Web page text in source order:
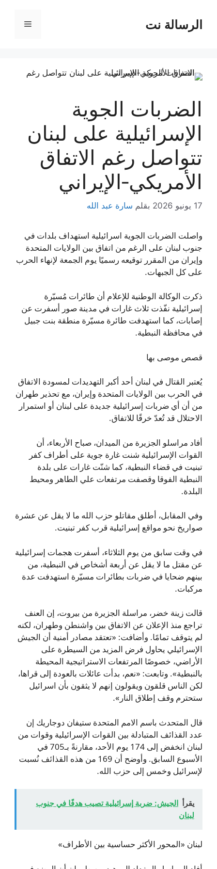
المحتوىالرسالة نت القائمة
الضربات الجوية
الإسرائيلية على لبنان
تتواصل رغم الاتفاق
الأمريكي‑الإيراني
17 يونيو 2026 بقلم سارة عبد الله
واصلت الضربات الجوية اسرائيلية استهداف بلدات في
جنوب لبنان على الرغم من اتفاق بين الولايات المتحدة
وإيران من المقرر توقيعه رسميًا يوم الجمعة لإنهاء الحرب
على كل الجبهات.
ذكرت الوكالة الوطنية للإعلام أن طائرات مُسيّرة
إسرائيلية نفّذت ثلاث غارات في مدينة صور أسفرت عن
إصابات، كما استهدفت طائرة مسيّرة منطقة بنت جبيل
في محافظة النبطية.
قصص موصى بها
يُعتبر القتال في لبنان أحد أكبر التهديدات لمسودة الاتفاق
في الحرب بين الولايات المتحدة وإيران، مع تحذير طهران
من أن أي ضربات إسرائيلية جديدة على لبنان أو استمرار
الاحتلال قد تُعدّ خرقًا للاتفاق.
أفاد مراسلو الجزيرة من الميدان، صباح الأربعاء، أن
القوات الإسرائيلية شنت غارة جوية على أطراف كفر
تبنيت في قضاء النبطية، كما شنّت غارات على بلدة
النبطية الفوقا وقصفت مرتفعات علي الطاهر ومحيط
البلدة.
وفي المقابل، أطلق مقاتلو حزب الله ما لا يقل عن عشرة
صواريخ نحو مواقع إسرائيلية قرب كفر تبنيت.
في وقت سابق من يوم الثلاثاء، أسفرت هجمات إسرائيلية
عن مقتل ما لا يقل عن أربعة أشخاص في النبطية، من
بينهم ضحايا في ضربات بطائرات مسيّرة استهدفت عدة
مركبات.
قالت زينة خضر، مراسلة الجزيرة من بيروت، إن العنف
تراجع منذ الإعلان عن الاتفاق بين واشنطن وطهران، لكنه
لم يتوقف تمامًا. وأضافت: «تعتقد مصادر أمنية أن الجيش
الإسرائيلي يحاول فرض المزيد من السيطرة على
الأراضي، خصوصًا المرتفعات الاستراتيجية المحيطة
بالنبطية». وتابعت: «نعم، بدأت عائلات بالعودة إلى قراها،
لكن الناس قلقون ويقولون إنهم لا يثقون بأن اسرائيل
ستحترم وقف إطلاق النار».
قال المتحدث باسم الامم المتحدة ستيفان دوجاريك إن
عدد القذائف المتبادلة بين القوات الإسرائيلية وقوات من
لبنان انخفض إلى 174 يوم الأحد، مقارنةً بـ705 في
الأسبوع السابق. وأوضح أن 169 من هذه القذائف نُسبت
لإسرائيل وخمس إلى حزب الله.
يقرأ الجيش: ضربة إسرائيلية تصيب هدفًا في جنوب
لبنان
لبنان «المحور الأكثر حساسية بين الأطراف»